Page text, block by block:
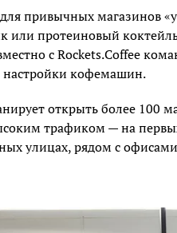
привычных магазинов
или протеиновый
с Rockets.Coffee
кофемашин.
открыть более 100
трафиком — на
улицах, рядом с